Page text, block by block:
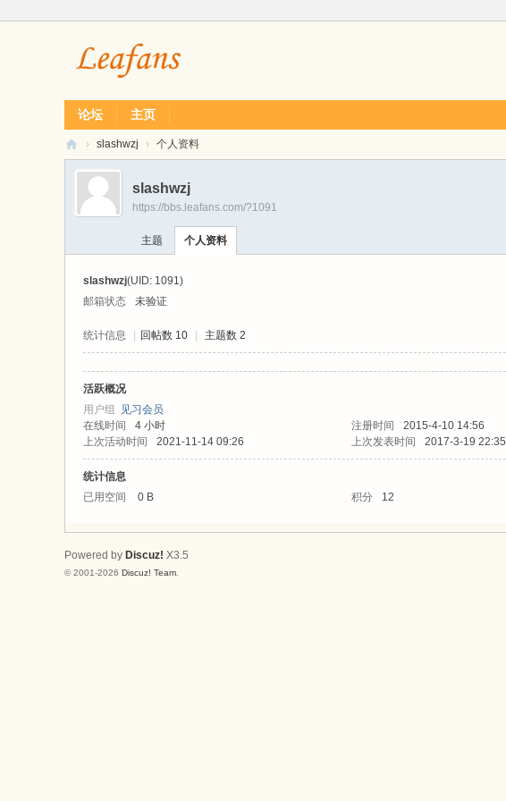
论坛 主页
L
› slashwzj › 个人资料
slashwzj
https://bbs.leafans.com/?1091
主题 个人资料
slashwzj(UID: 1091)
邮箱状态
未验证
统计信息 回帖数 10 主题数 2
活跃概况
用户组
见习会员
在线时间
4 小时 注册时间 2015-4-10 14:56
上次活动时间
2021-11-14 09:26 上次发表时间 2017-3-19 22:35
统计信息
已用空间
0 B 积分 12
Powered by Discuz! X3.5
© 2001-2026 Discuz! Team